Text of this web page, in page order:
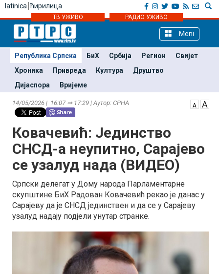
latinica ћирилица
ТВ УЖИВО РАДИО УЖИВО
Meni
Република Српска БиХ Србија Регион
Свијет
Хроника
Привреда Култура
Друштво
Дијаспора
Вријеме
14/05/2026 | 16:07 ⇒ 17:29 | Аутор: СРНА
Ковачевић: Јединство
СНСД-а неупитно, Сарајево
се узалуд нада (ВИДЕО)
Српски делегат у Дому народа Парламентарне
скупштине БиХ Радован Ковачевић рекао је данас у
Сарајеву да је СНСД јединствен и да се у Сарајеву
узалуд надају подјели унутар странке.